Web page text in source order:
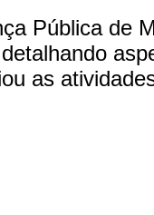
Pública de
as